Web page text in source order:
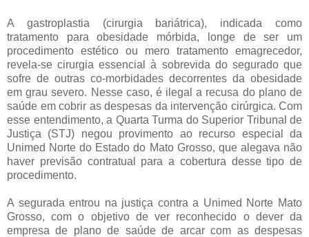
A gastroplastia (cirurgia bariátrica), indicada como
tratamento para obesidade mórbida, longe de ser um
procedimento estético ou mero tratamento emagrecedor,
revela-se cirurgia essencial à sobrevida do segurado que
sofre de outras co-morbidades decorrentes da obesidade
em grau severo. Nesse caso, é ilegal a recusa do plano de
saúde em cobrir as despesas da intervenção cirúrgica. Com
esse entendimento, a Quarta Turma do Superior Tribunal de
Justiça (STJ) negou provimento ao recurso especial da
Unimed Norte do Estado do Mato Grosso, que alegava não
haver previsão contratual para a cobertura desse tipo de
procedimento.
A segurada entrou na justiça contra a Unimed Norte Mato
Grosso, com o objetivo de ver reconhecido o dever da
empresa de plano de saúde de arcar com as despesas